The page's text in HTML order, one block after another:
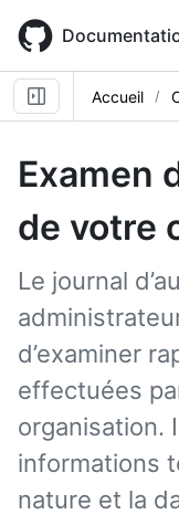
main
content
Accueil
Examen
de votre
Le journal
d’examiner
effectuées
organisation.
informations
nature et la